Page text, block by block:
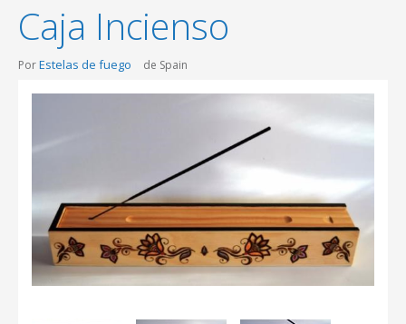
Caja Incienso
PorEstelas de fuego de Spain